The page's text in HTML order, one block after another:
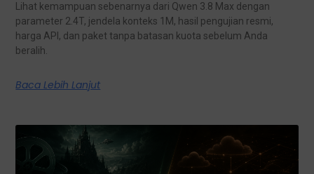
Lihat kemampuan sebenarnya dari Qwen 3.8 Max dengan
parameter 2.4T, jendela konteks 1M, hasil pengujian resmi,
harga API, dan paket tanpa batasan kuota sebelum Anda
beralih.
Baca Lebih Lanjut